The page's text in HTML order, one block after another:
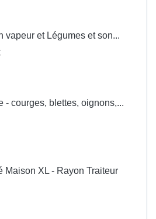
vapeur et Légumes et son...
- courges, blettes, oignons,...
Maison XL - Rayon Traiteur